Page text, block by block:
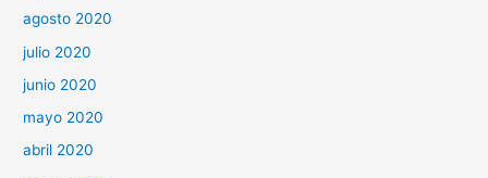
agosto 2020
julio 2020
junio 2020
mayo 2020
abril 2020